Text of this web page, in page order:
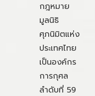
กฎหมาย
มูลนิธิ
ศุภนิมิตแห่ง
ประเทศไทย
เป็นองค์กร
การกุศล
ลำดับที่ 59